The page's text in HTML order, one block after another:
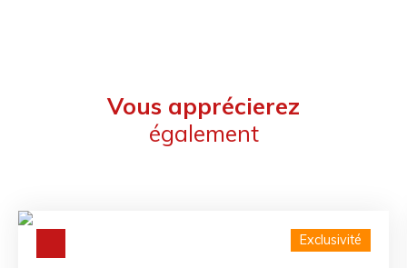
Vous apprécierez
également
Exclusivité